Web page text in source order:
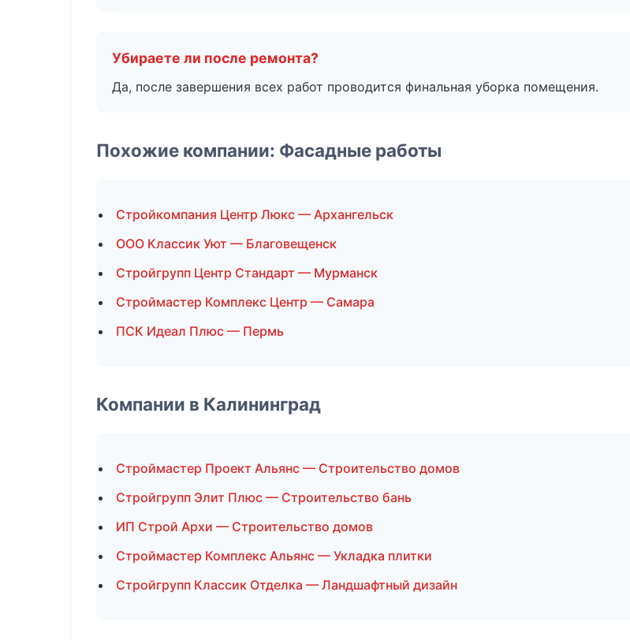
Убираете ли после ремонта?
Да, после завершения всех работ проводится финальная уборка помещения.
Похожие компании: Фасадные работы
Стройкомпания Центр Люкс — Архангельск
ООО Классик Уют — Благовещенск
Стройгрупп Центр Стандарт — Мурманск
Строймастер Комплекс Центр — Самара
ПСК Идеал Плюс — Пермь
Компании в Калининград
Строймастер Проект Альянс — Строительство домов
Стройгрупп Элит Плюс — Строительство бань
ИП Строй Архи — Строительство домов
Строймастер Комплекс Альянс — Укладка плитки
Стройгрупп Классик Отделка — Ландшафтный дизайн